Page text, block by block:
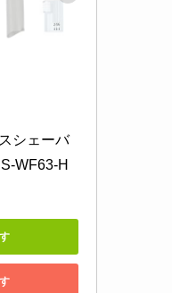
シェーバ
WF63-H